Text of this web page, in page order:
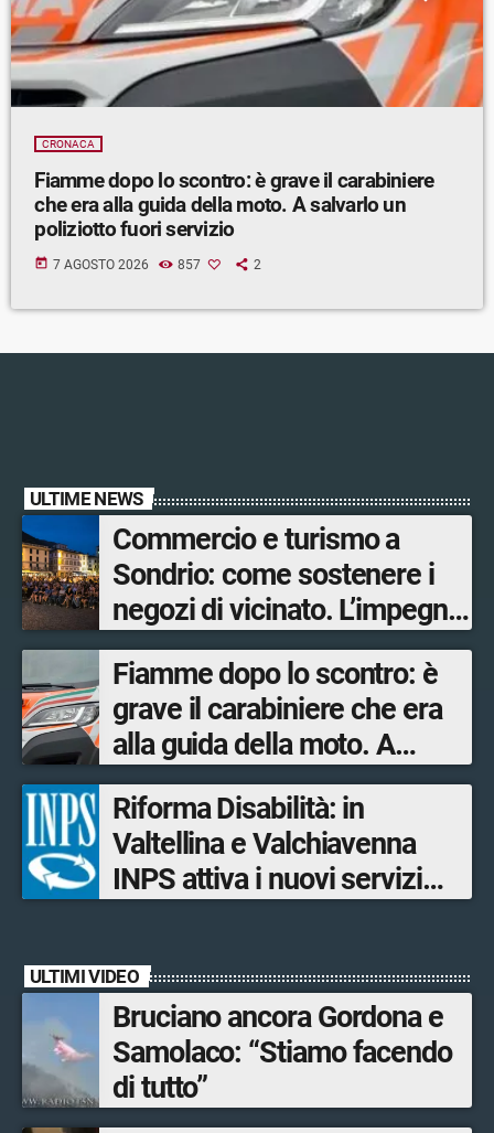
CRONACA
Fiamme dopo lo scontro: è grave il carabiniere
che era alla guida della moto. A salvarlo un
poliziotto fuori servizio
today 7 AGOSTO 2026 857 2
ULTIME NEWS
Commercio e turismo a
Sondrio: come sostenere i
negozi di vicinato. L’impegno
su più fronti
dell’Amministrazione
comunale per garantire
servizi ai residenti e offrire
opportunità ai turisti
Fiamme dopo lo scontro: è
grave il carabiniere che era
alla guida della moto. A
salvarlo un poliziotto fuori
servizio
Riforma Disabilità: in
Valtellina e Valchiavenna
INPS attiva i nuovi servizi
ULTIMI VIDEO
Bruciano ancora Gordona e
Samolaco: “Stiamo facendo
di tutto”